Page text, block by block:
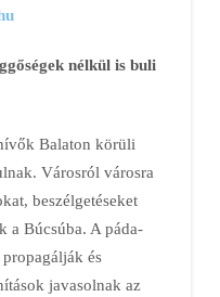
nélkül is buli
Balaton körüli
Városról városra
beszélgetéseket
a Búcsúba. A páda-
és
javasolnak az